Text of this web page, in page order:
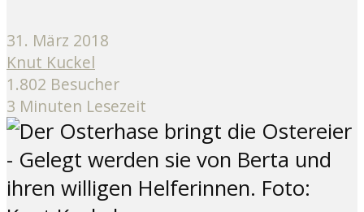
31. März 2018
Knut Kuckel
1.802 Besucher
3 Minuten Lesezeit